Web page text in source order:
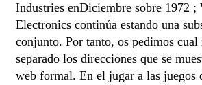
Industries enDiciembre sobre 1972
Electronics continúa estando una
conjunto. Por tanto, os pedimos cual
separado los direcciones que se
web formal. En el jugar a las juegos